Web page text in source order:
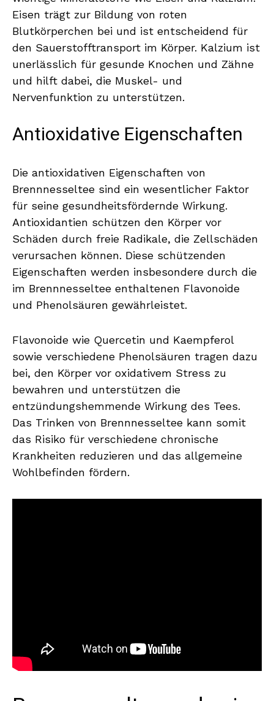
Eisen trägt zur Bildung von roten
Blutkörperchen bei und ist entscheidend für
den Sauerstofftransport im Körper. Kalzium ist
unerlässlich für gesunde Knochen und Zähne
und hilft dabei, die Muskel- und
Nervenfunktion zu unterstützen.
Antioxidative Eigenschaften
Die antioxidativen Eigenschaften von
Brennnesseltee sind ein wesentlicher Faktor
für seine gesundheitsfördernde Wirkung.
Antioxidantien schützen den Körper vor
Schäden durch freie Radikale, die Zellschäden
verursachen können. Diese schützenden
Eigenschaften werden insbesondere durch die
im Brennnesseltee enthaltenen Flavonoide
und Phenolsäuren gewährleistet.
Flavonoide wie Quercetin und Kaempferol
sowie verschiedene Phenolsäuren tragen dazu
bei, den Körper vor oxidativem Stress zu
bewahren und unterstützen die
entzündungshemmende Wirkung des Tees.
Das Trinken von Brennnesseltee kann somit
das Risiko für verschiedene chronische
Krankheiten reduzieren und das allgemeine
Wohlbefinden fördern.